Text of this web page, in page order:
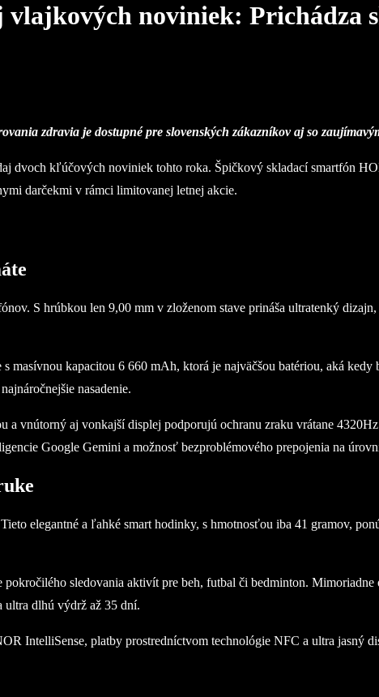
noviniek: Prichádza
zdravia je dostupné pre slovenských zákazníkov aj so
dvoch kľúčových noviniek tohto roka. Špičkový skladací smartfón
darčekmi v rámci limitovanej letnej akcie.
S hrúbkou len 9,00 mm v zloženom stave prináša ultratenký
kapacitou 6 660 mAh, ktorá je najväčšou batériou, aká kedy
nasadenie.
vnútorný aj vonkajší displej podporujú ochranu zraku vrátane
Google Gemini a možnosť bezproblémového prepojenia na
elegantné a ľahké smart hodinky, s hmotnosťou iba 41 gramov,
sledovania aktivít pre beh, futbal či bedminton.
ultra dlhú výdrž až 35 dní.
IntelliSense, platby prostredníctvom technológie NFC a ultra jasný